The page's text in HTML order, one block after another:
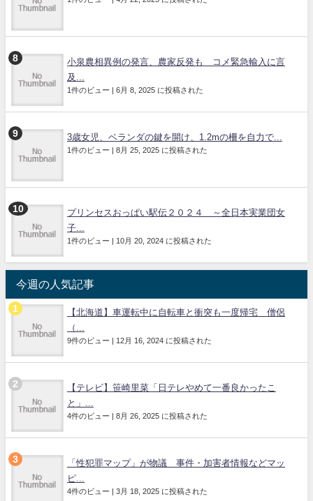
小泉農相異例の発言、農家反発も コメ緊急輸入に言
及...
1件のビュー 6月 8, 2025 に投稿された
3歳女児、ベランダの鍵を開け、1.2mの柵を自力で...
1件のビュー 8月 25, 2025 に投稿された
プリンセスおっぱい駅伝２０２４ ～全日本実業団女
子...
1件のビュー 10月 20, 2024 に投稿された
今週の人気記事
【北海道】車運転中に自転車と衝突も一度帰宅 僧侶
（...
9件のビュー 12月 16, 2024 に投稿された
【テレビ】笹崎里菜「日テレやめて一番良かったこ
と」...
4件のビュー 8月 26, 2025 に投稿された
「性犯罪マップ」が物議 事件・加害者情報などマッ
ピ...
4件のビュー 3月 18, 2025 に投稿された